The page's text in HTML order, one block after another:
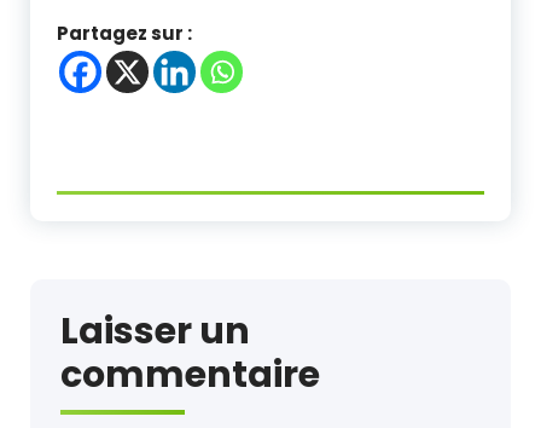
Partagez sur :
Laisser un
commentaire